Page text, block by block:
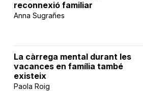
reconnexió familiar
Anna Sugrañes
La càrrega mental durant les
vacances en família també
existeix
Paola Roig